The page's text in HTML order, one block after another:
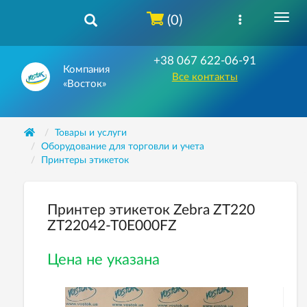
Компания
«Восток»
+38 067 622-06-91
Все контакты
(0)
Товары и услуги
Оборудование для торговли и учета
Принтеры этикеток
Принтер этикеток Zebra ZT220
ZT22042-T0E000FZ
Цена не указана